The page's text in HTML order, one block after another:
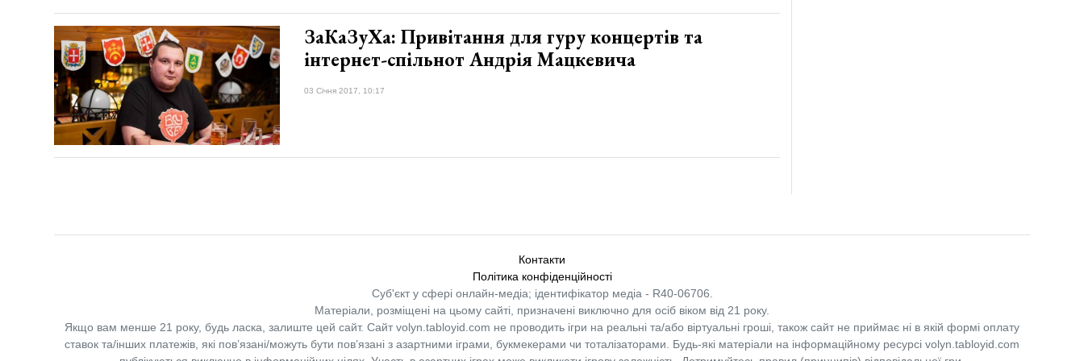
ЗаКаЗуХа: Привітання для гуру концертів та
інтернет-спільнот Андрія Мацкевича
03 Січня 2017, 10:17
Контакти
Політика конфіденційності
Суб'єкт у сфері онлайн-медіа; ідентифікатор медіа - R40-06706.
Матеріали, розміщені на цьому сайті, призначені виключно для осіб віком від 21 року.
Якщо вам менше 21 року, будь ласка, залиште цей сайт. Сайт volyn.tabloyid.com не проводить ігри на реальні та/або віртуальні гроші, також сайт не приймає ні в якій формі оплату
ставок та/інших платежів, які пов’язані/можуть бути пов’язані з азартними іграми, букмекерами чи тоталізаторами. Будь-які матеріали на інформаційному ресурсі volyn.tabloyid.com